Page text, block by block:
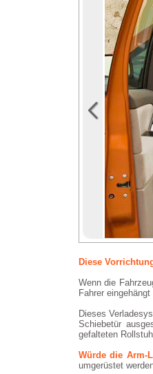
Diese
Wenn die
Fahrer
Dieses
Schiebetür
gefalteten
Würde die Arm-
umgerüstet